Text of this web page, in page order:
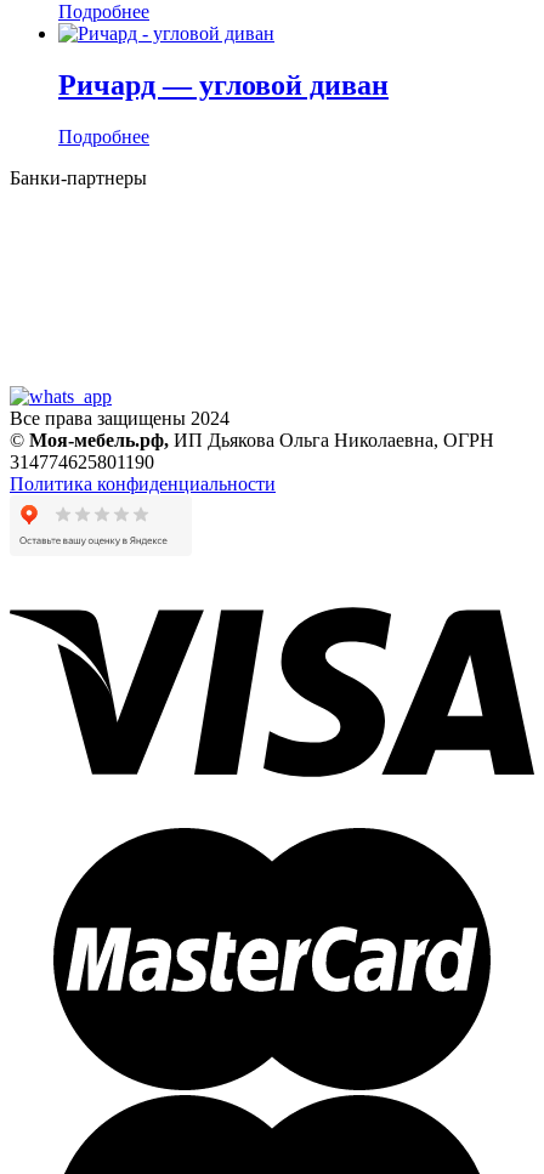
Подробнее
Ричард — угловой диван
Подробнее
Банки-партнеры
Все права защищены 2024
© Моя-мебель.рф, ИП Дьякова Ольга Николаевна, ОГРН
314774625801190
Политика конфиденциальности